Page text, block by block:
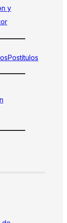
y
Postítulos